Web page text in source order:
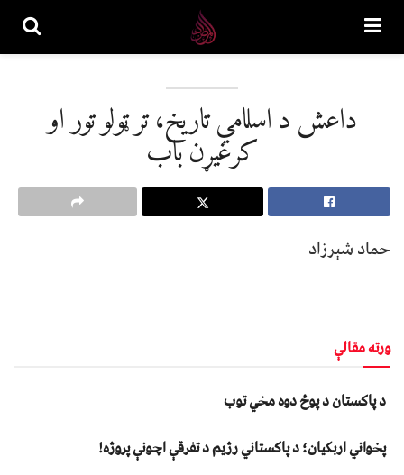
داعش د اسلامي تاريخ، تر ټولو تور او
کرغيړن باب
حماد شېرزاد
ورته مقالې
د پاکستان د پوځ دوه مخي توب
پخواني اربکیان؛ د پاکستاني رژیم د تفرقې اچونې پروژه!